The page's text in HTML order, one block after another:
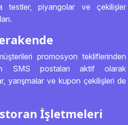
testler, piyangolar ve çekilişler
promosyon tekliflerinden
SMS postaları aktif olarak
yarışmalar ve kupon çekilişleri de
İşletmeleri